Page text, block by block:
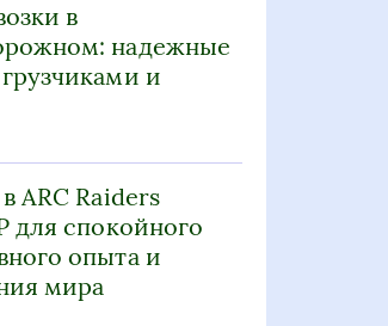
в
надежные
и
ARC Raiders
для спокойного
опыта и
мира